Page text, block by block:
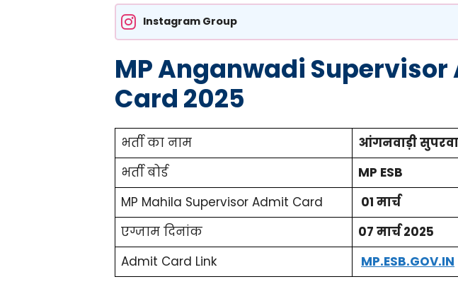
Instagram Group
MP Anganwadi
Card 2025
भर्ती का नाम
आंगनवाड़ी
भर्ती बोर्ड
MP ESB
MP Mahila Supervisor Admit Card
01 मार्च
एग्जाम दिनांक
07 मार्च 2025
Admit Card Link
MP.ESB.GOV.IN